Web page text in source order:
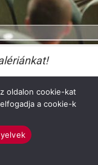
az
oldalon cookie-kat
a cookie-k